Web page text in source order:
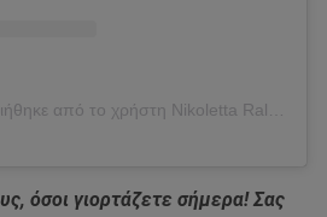
όσοι γιορτάζετε σήμερα! Σας